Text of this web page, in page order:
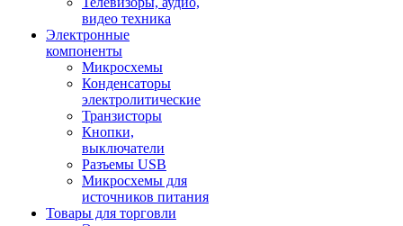
видео техника
Электронные
компоненты
Микросхемы
Конденсаторы
электролитические
Транзисторы
Кнопки,
выключатели
Разъемы USB
Микросхемы для
источников питания
Товары для торговли